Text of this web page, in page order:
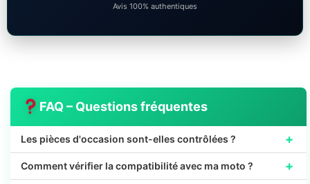
Avis 100% authentiques
FAQ – Questions fréquentes
Les pièces d'occasion sont-elles contrôlées ? +
Comment vérifier la compatibilité avec ma moto ? +